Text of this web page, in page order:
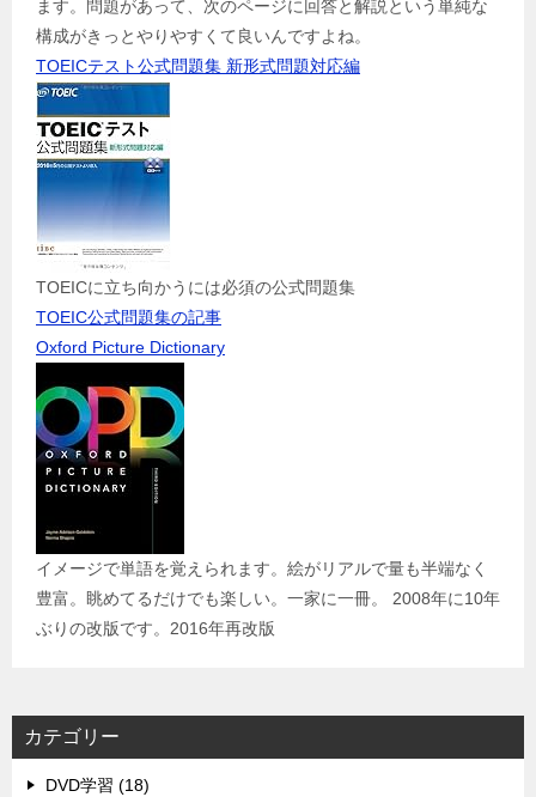
ます。問題があって、次のページに回答と解説という単純な
構成がきっとやりやすくて良いんですよね。
TOEICテスト公式問題集 新形式問題対応編
TOEICに立ち向かうには必須の公式問題集
TOEIC公式問題集の記事
Oxford Picture Dictionary
イメージで単語を覚えられます。絵がリアルで量も半端なく
豊富。眺めてるだけでも楽しい。一家に一冊。 2008年に10年
ぶりの改版です。2016年再改版
カテゴリー
DVD学習 (18)